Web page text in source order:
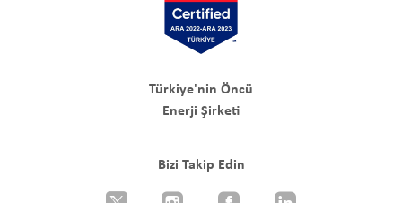
Türkiye'nin Öncü
Enerji Şirketi
Bizi Takip Edin